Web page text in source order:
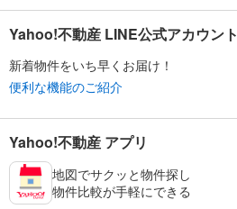
Yahoo!不動産 LINE公式アカウント
新着物件をいち早くお届け！
便利な機能のご紹介
Yahoo!不動産 アプリ
地図でサクッと物件探し
物件比較が手軽にできる